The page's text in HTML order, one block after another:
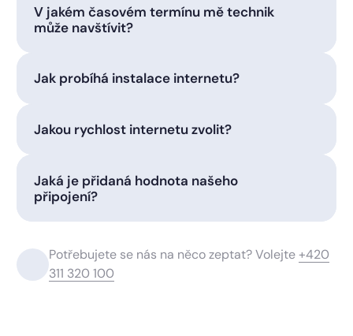
V jakém časovém termínu mě technik
může navštívit?
Jak probíhá instalace internetu?
Jakou rychlost internetu zvolit?
Jaká je přidaná hodnota našeho
připojení?
Potřebujete se nás na něco zeptat? Volejte+420
311 320 100